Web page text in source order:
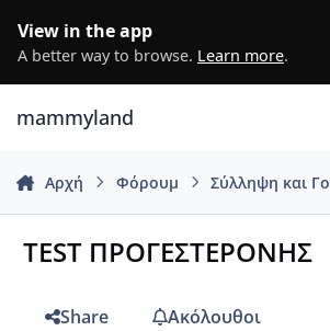
View in the app
A better way to browse. Learn more.
mammyland
Αρχή Φόρουμ Σύλληψη και
TEST ΠΡΟΓΕΣΤΕΡΟΝΗΣ
Share
Ακόλουθοι